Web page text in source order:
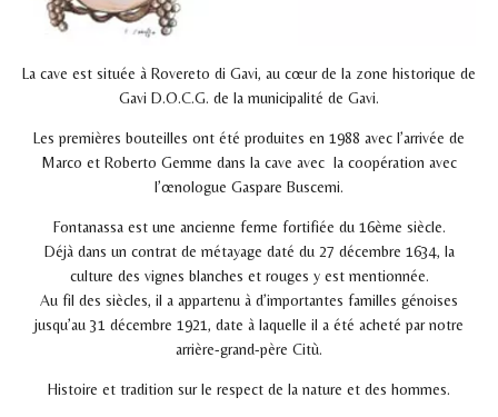
La cave est située à Rovereto di Gavi, au cœur de la zone historique de
Gavi D.O.C.G. de la municipalité de Gavi.
Les premières bouteilles ont été produites en 1988 avec l’arrivée de
Marco et Roberto Gemme dans la cave avec la coopération avec
l’œnologue Gaspare Buscemi.
Fontanassa est une ancienne ferme fortifiée du 16ème siècle.
Déjà dans un contrat de métayage daté du 27 décembre 1634, la
culture des vignes blanches et rouges y est mentionnée.
Au fil des siècles, il a appartenu à d’importantes familles génoises
jusqu’au 31 décembre 1921, date à laquelle il a été acheté par notre
arrière-grand-père Citù.
Histoire et tradition sur le respect de la nature et des hommes.